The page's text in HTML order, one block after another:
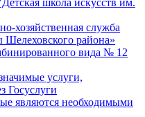
хозяйственная служба
Шелеховского района»
вида № 12
услуги,
Госуслуги
являются необходимыми